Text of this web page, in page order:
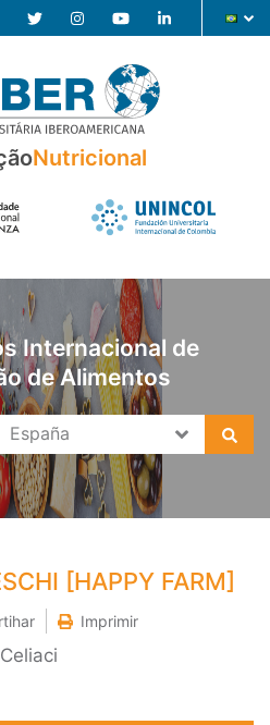
Nutricional
Internacional de
de Alimentos
[HAPPY FARM]
Imprimir